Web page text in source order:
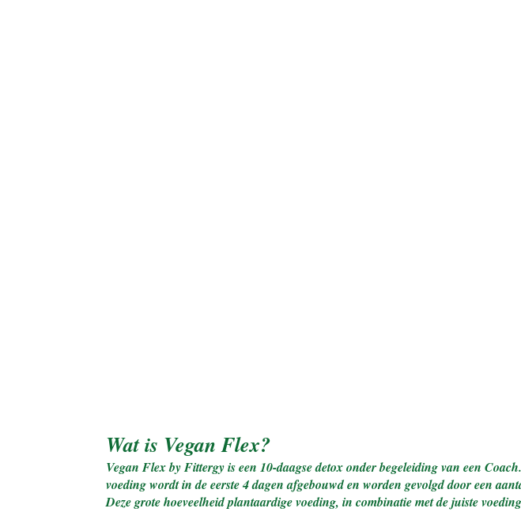
Wat is Vegan Flex?
Vegan Flex by Fittergy is een 10-daagse detox onder begeleiding van een
voeding wordt in de eerste 4 dagen afgebouwd en worden gevolgd door een
Deze grote hoeveelheid plantaardige voeding, in combinatie met de juiste